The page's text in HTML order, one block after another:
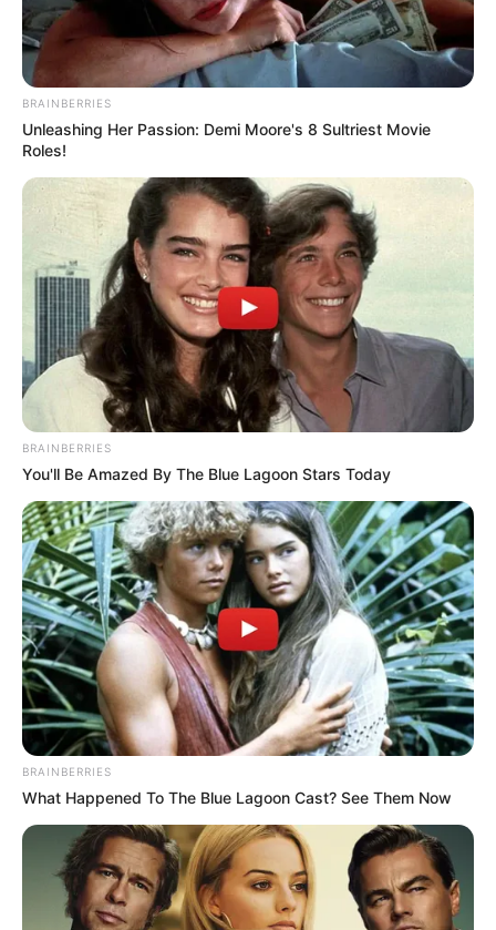
BRAINBERRIES
Unleashing Her Passion: Demi Moore's 8 Sultriest Movie
Roles!
BRAINBERRIES
You'll Be Amazed By The Blue Lagoon Stars Today
BRAINBERRIES
What Happened To The Blue Lagoon Cast? See Them Now